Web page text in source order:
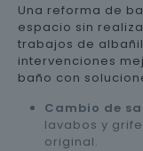
Una reforma de
espacio sin
trabajos de
intervenciones
baño con
Cambio de
lavabos y
original.